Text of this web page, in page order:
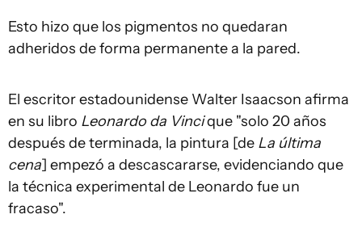
Esto hizo que los pigmentos no quedaran
adheridos de forma permanente a la pared.
El escritor estadounidense Walter Isaacson afirma
en su libro Leonardo da Vincique "solo 20 años
después de terminada, la pintura [de La última
cena] empezó a descascararse, evidenciando que
la técnica experimental de Leonardo fue un
fracaso".